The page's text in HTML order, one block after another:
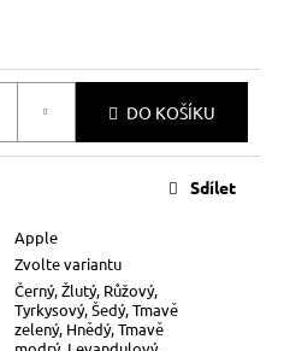
DO KOŠÍKU
Apple
Zvolte variantu
Černý, Žlutý, Růžový,
Tyrkysový, Šedý, Tmavě
zelený, Hnědý, Tmavě
Sdílet